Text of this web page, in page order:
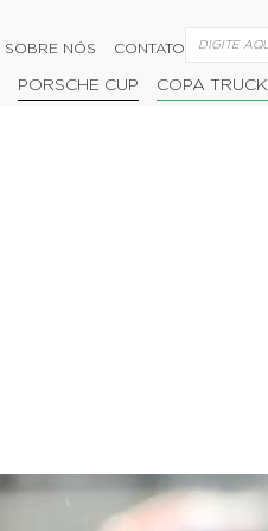
SOBRE NÓS CONTATO
PORSCHE CUP COPA TRUCK